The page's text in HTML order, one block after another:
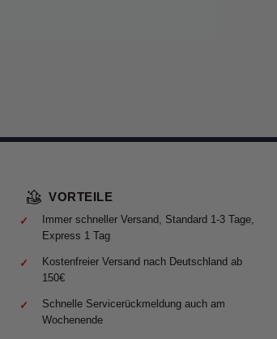
VORTEILE
Immer schneller Versand, Standard 1-3 Tage,
Express 1 Tag
Kostenfreier Versand nach Deutschland ab
150€
Schnelle Servicerückmeldung auch am
Wochenende